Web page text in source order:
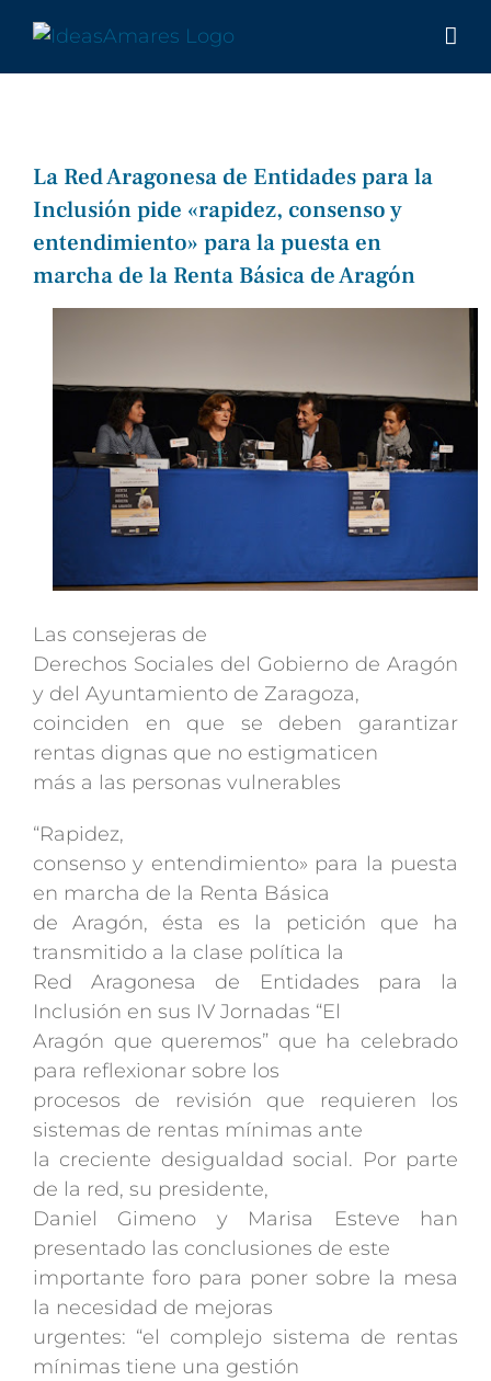
contenido
La Red Aragonesa de Entidades para la
Inclusión pide «rapidez, consenso y
entendimiento» para la puesta en
marcha de la Renta Básica de Aragón
Las consejeras de
Derechos Sociales del Gobierno de Aragón
y del Ayuntamiento de Zaragoza,
coinciden en que se deben garantizar
rentas dignas que no estigmaticen
más a las personas vulnerables
“Rapidez,
consenso y entendimiento» para la puesta
en marcha de la Renta Básica
de Aragón, ésta es la petición que ha
transmitido a la clase política la
Red Aragonesa de Entidades para la
Inclusión en sus IV Jornadas “El
Aragón que queremos” que ha celebrado
para reflexionar sobre los
procesos de revisión que requieren los
sistemas de rentas mínimas ante
la creciente desigualdad social. Por parte
de la red, su presidente,
Daniel Gimeno y Marisa Esteve han
presentado las conclusiones de este
importante foro para poner sobre la mesa
la necesidad de mejoras
urgentes: “el complejo sistema de rentas
mínimas tiene una gestión